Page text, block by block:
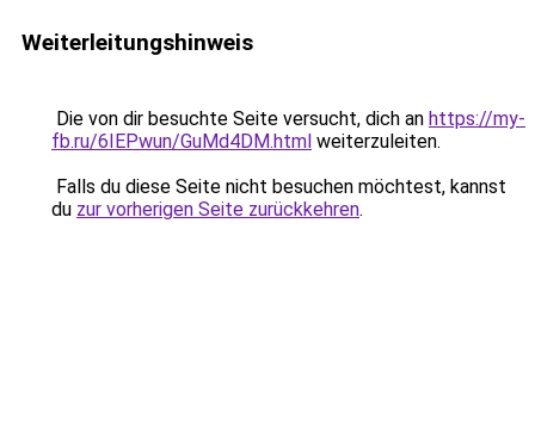
Weiterleitungshinweis
Die von dir besuchte Seite versucht, dich an https://my-
fb.ru/6IEPwun/GuMd4DM.html weiterzuleiten.
Falls du diese Seite nicht besuchen möchtest, kannst
du zur vorherigen Seite zurückkehren.